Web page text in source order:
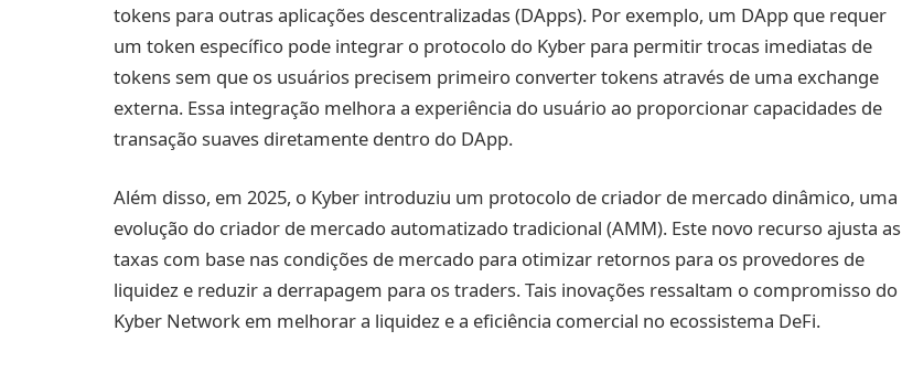
tokens para outras aplicações descentralizadas (DApps). Por exemplo, um DApp que requer
um token específico pode integrar o protocolo do Kyber para permitir trocas imediatas de
tokens sem que os usuários precisem primeiro converter tokens através de uma exchange
externa. Essa integração melhora a experiência do usuário ao proporcionar capacidades de
transação suaves diretamente dentro do DApp.
Além disso, em 2025, o Kyber introduziu um protocolo de criador de mercado dinâmico, uma
evolução do criador de mercado automatizado tradicional (AMM). Este novo recurso ajusta as
taxas com base nas condições de mercado para otimizar retornos para os provedores de
liquidez e reduzir a derrapagem para os traders. Tais inovações ressaltam o compromisso do
Kyber Network em melhorar a liquidez e a eficiência comercial no ecossistema DeFi.